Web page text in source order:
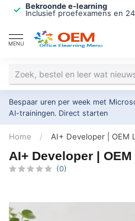
Bekroonde e-learning
Inclusief proefexamens en
MENU
Bespaar uren per week met
AI-trainingen. Direct starten
Home / AI+ Developer | OEM
AI+ Developer |
(0)